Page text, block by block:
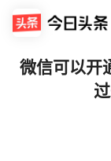
微信可以开